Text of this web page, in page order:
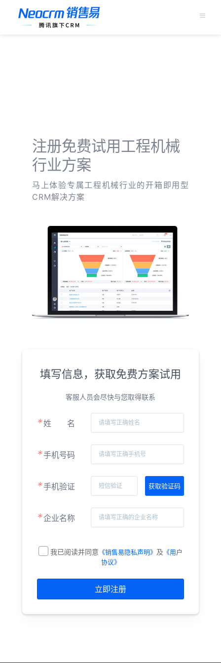
注册免费试用工程机械
行业方案
马上体验专属工程机械行业的开箱即用型
CRM解决方案
填写信息，获取免费方案试用
客服人员会尽快与您取得联系
*姓 名
*手机号码
*手机验证
*企业名称
我已阅读并同意 《销售易隐私声明》 及 《用户
协议》
立即注册